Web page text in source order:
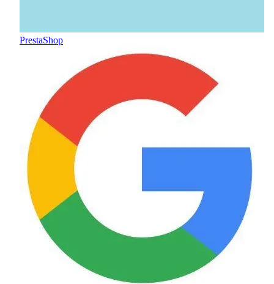
PrestaShop